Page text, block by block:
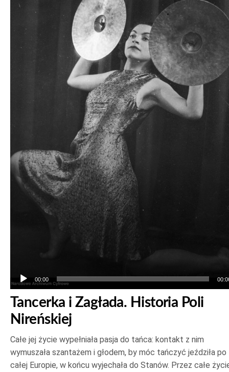
00:00
Tancerka i Zagłada. Historia Poli
Nireńskiej
Całe jej życie wypełniała pasja do tańca: kontakt z nim
wymuszała szantażem i głodem, by móc tańczyć jeździła po
całej Europie, w końcu wyjechała do Stanów. Przez całe